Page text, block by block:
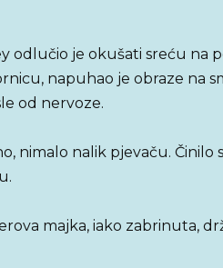
odlučio je okušati sreću na
napuhao je obraze na
od nervoze.
nimalo nalik pjevaču. Činilo
majka, iako zabrinuta,